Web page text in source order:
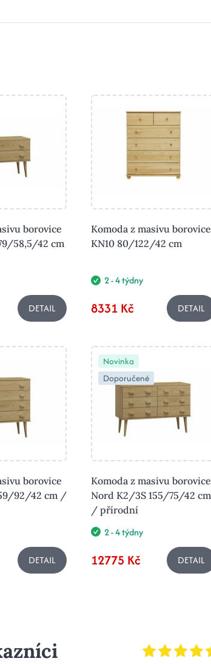
borovice
58,5/42 cm
DETAIL
Komoda z masivu borovice
KN10 80/122/42 cm
2 - 4 týdny
8331 Kč DETAIL
borovice
92/42 cm /
DETAIL
Novinka
Doporučené
Komoda z masivu borovice
Nord K2/3S 155/75/42 cm
/ přírodní
2 - 4 týdny
12775 Kč DETAIL